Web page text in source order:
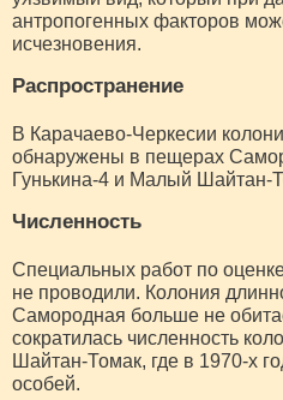
антропогенных факторов
исчезновения.
Распространение
В Карачаево-Черкесии
обнаружены в пещерах
Гунькина-4 и Малый Шайтан-
Численность
Специальных работ по
не проводили. Колония
Самородная больше не
сократилась численность
Шайтан-Томак, где в 1970-х
особей.